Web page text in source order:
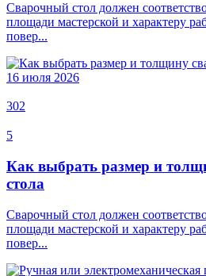
Сварочный стол должен
площади мастерской и характеру
повер...
16 июля 2026
302
5
Как выбрать размер и
стола
Сварочный стол должен
площади мастерской и характеру
повер...